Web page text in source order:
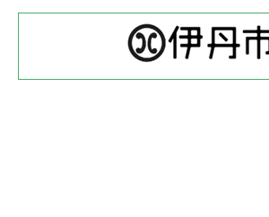
2022.05.05
体育協会長杯 バドミントン競技の部
2022.05.22